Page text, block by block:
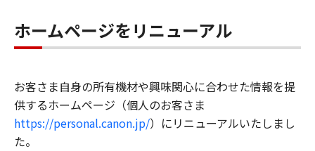
ホームページをリニューアル
お客さま自身の所有機材や興味関心に合わせた情報を提
供するホームページ（個人のお客さま
https://personal.canon.jp/）にリニューアルいたしまし
た。